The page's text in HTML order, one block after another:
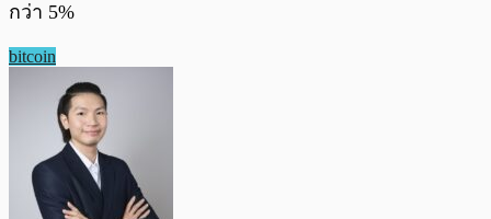
กว่า 5%
bitcoin